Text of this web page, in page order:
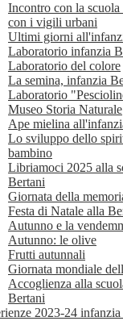
Incontro con la
con i vigili urbani
Ultimi giorni
Laboratorio infanzia
Laboratorio del colore
La semina, infanzia
Laboratorio
Museo Storia Naturale
Ape mielina
Lo sviluppo dello
bambino
Libriamoci 2025 alla
Bertani
Giornata della
Festa di Natale alla
Autunno e la
Autunno: le olive
Frutti autunnali
Giornata mondiale
Accoglienza alla
Bertani
2023-24